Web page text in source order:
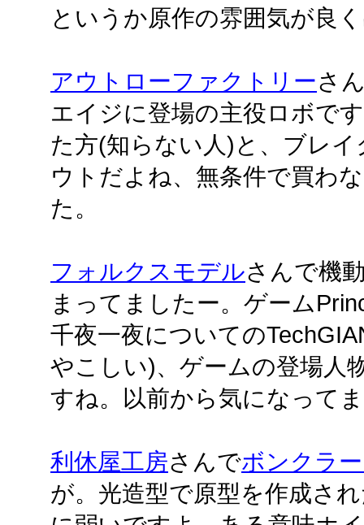
というか原作の雰囲気が良
アウトローファクトリーさ
エイジに登場の主役ロボで
た方(知らない人)と、ブレ
ウトだよね、無条件で買わ
た。
フォルクスモデルさんで機
まってましたー。ゲーム
千夜一夜についての
やこしい)、ゲームの登場人
すね。以前から気になって
利休屋工房さんでボンクラ
が。光造型で原型を作成さ